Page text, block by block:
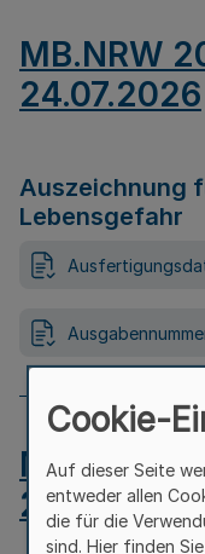
MB.NRW
24.07.2026
Auszeichnung
Lebensgefahr
MB.NRW
24.07.2026
Cookie-
Auf dieser Seite
entweder allen
die für die
sind. Hier finden